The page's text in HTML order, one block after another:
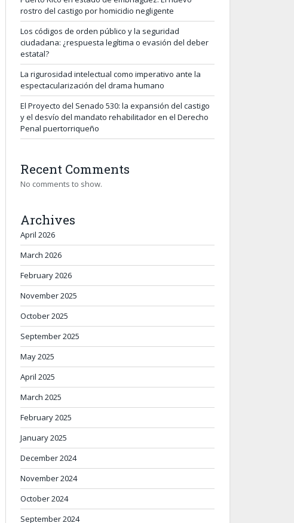
rostro del castigo por homicidio negligente
Los códigos de orden público y la seguridad
ciudadana: ¿respuesta legítima o evasión del deber
estatal?
La rigurosidad intelectual como imperativo ante la
espectacularización del drama humano
El Proyecto del Senado 530: la expansión del castigo
y el desvío del mandato rehabilitador en el Derecho
Penal puertorriqueño
Recent Comments
No comments to show.
Archives
April 2026
March 2026
February 2026
November 2025
October 2025
September 2025
May 2025
April 2025
March 2025
February 2025
January 2025
December 2024
November 2024
October 2024
September 2024